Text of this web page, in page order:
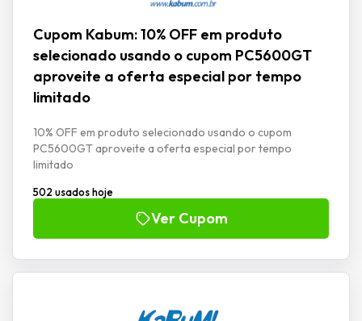
Cupom Kabum: 10% OFF em produto
selecionado usando o cupom PC5600GT
aproveite a oferta especial por tempo
limitado
10% OFF em produto selecionado usando o cupom
PC5600GT aproveite a oferta especial por tempo
limitado
502 usados hoje
Ver Cupom